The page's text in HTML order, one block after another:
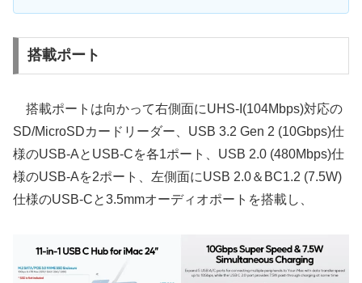
搭載ポート
搭載ポートは向かって右側面にUHS-I(104Mbps)対応の
SD/MicroSDカードリーダー、USB 3.2 Gen 2 (10Gbps)仕
様のUSB-AとUSB-Cを各1ポート、USB 2.0 (480Mbps)仕
様のUSB-Aを2ポート、左側面にUSB 2.0＆BC1.2 (7.5W)
仕様のUSB-Cと3.5mmオーディオポートを搭載し、